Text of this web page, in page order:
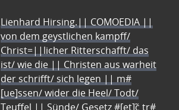
Lienhard Hirsing.|| COMOEDIA ||
von dem geystlichen kampff/
Christ=||licher Ritterschafft/ das
ist/ wie die || Christen aus warheit
der schrifft/ sich legen || m#
[ue]ssen/ wider die Heel/ Todt/
Teuffel || Sünde/ Gesetz #[et]c̃ tr#